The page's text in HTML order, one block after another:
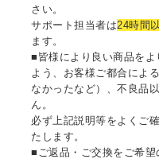
さい。
サポート担当者は24時間
ます。
■皆様により良い商品を
よう、お客様ご都合によ
なかったなど）、不良品
ん。
必ず上記説明等をよくご
たします。
■ご返品・ご交換をご希望